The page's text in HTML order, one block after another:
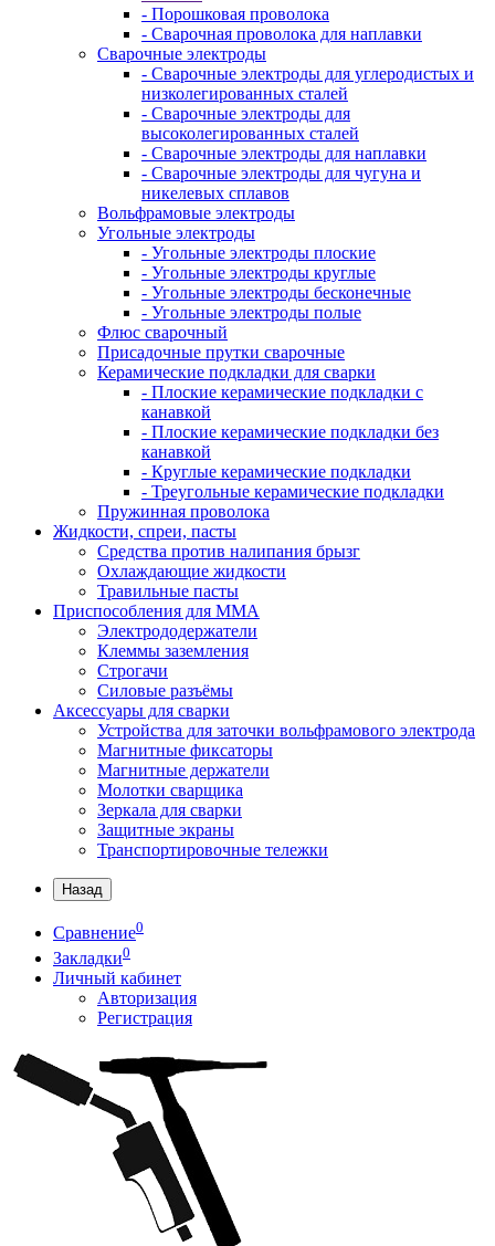
- Порошковая проволока
- Сварочная проволока для наплавки
Сварочные электроды
- Сварочные электроды для углеродистых и
низколегированных сталей
- Сварочные электроды для
высоколегированных сталей
- Сварочные электроды для наплавки
- Сварочные электроды для чугуна и
никелевых сплавов
Вольфрамовые электроды
Угольные электроды
- Угольные электроды плоские
- Угольные электроды круглые
- Угольные электроды бесконечные
- Угольные электроды полые
Флюс сварочный
Присадочные прутки сварочные
Керамические подкладки для сварки
- Плоские керамические подкладки с
канавкой
- Плоские керамические подкладки без
канавкой
- Круглые керамические подкладки
- Треугольные керамические подкладки
Пружинная проволока
Жидкости, спреи, пасты
Средства против налипания брызг
Охлаждающие жидкости
Травильные пасты
Приспособления для ММА
Электрододержатели
Клеммы заземления
Строгачи
Силовые разъёмы
Аксессуары для сварки
Устройства для заточки вольфрамового электрода
Магнитные фиксаторы
Магнитные держатели
Молотки сварщика
Зеркала для сварки
Защитные экраны
Транспортировочные тележки
Назад
Сравнение0
Закладки0
Личный кабинет
Авторизация
Регистрация